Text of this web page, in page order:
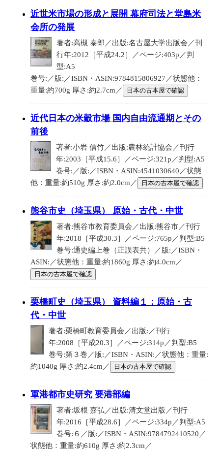
近世米市場の形成と展開 幕府司法と堂島米
会所の発展
著者:高槻 泰郎／出版:名古屋大学出版会／刊
行年:2012［平成24.2］／ページ:403p／判
型:A5
巻号:／版:／ISBN・ASIN:9784815806927／状態他：
重量:約700g 厚さ:約2.7cm／
日本の古本屋で確認
近代日本の米穀市場 国内自由流通期とその
前後
著者:小岩 信竹／出版:農林統計協会／刊行
年:2003［平成15.6］／ページ:321p／判型:A5
巻号:／版:／ISBN・ASIN:4541030640／状態
他：重量:約510g 厚さ:約2.0cm／
日本の古本屋で確認
熊谷市史（埼玉県） 原始・古代・中世
著者:熊谷市教育委員会／出版:熊谷市／刊行
年:2018［平成30.3］／ページ:765p／判型:B5
巻号:通史編上巻（正誤表共）／版:／ISBN・
ASIN:／状態他：重量:約1860g 厚さ:約4.0cm／
日本の古本屋で確認
栗橋町史（埼玉県） 資料編１：原始・古
代・中世
著者:栗橋町教育委員会／出版:／刊行
年:2008［平成20.3］／ページ:314p／判型:B5
巻号:第３巻／版:／ISBN・ASIN:／状態他：重量:
約1040g 厚さ:約2.4cm／
日本の古本屋で確認
軍港都市史研究 要港部編
著者:坂根 嘉弘／出版:清文堂出版／刊行
年:2016［平成28.6］／ページ:334p／判型:A5
巻号:６／版:／ISBN・ASIN:9784792410520／
状態他：重量:約610g 厚さ:約2.3cm／